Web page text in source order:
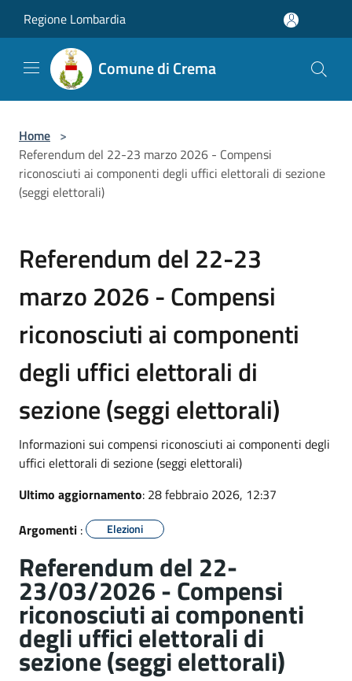
Regione Lombardia
Comune di Crema
Home >
Referendum del 22-23 marzo 2026 - Compensi
riconosciuti ai componenti degli uffici elettorali di sezione
(seggi elettorali)
Referendum del 22-23
marzo 2026 - Compensi
riconosciuti ai componenti
degli uffici elettorali di
sezione (seggi elettorali)
Informazioni sui compensi riconosciuti ai componenti degli
uffici elettorali di sezione (seggi elettorali)
Ultimo aggiornamento: 28 febbraio 2026, 12:37
Argomenti : Elezioni
Referendum del 22-
23/03/2026 - Compensi
riconosciuti ai componenti
degli uffici elettorali di
sezione (seggi elettorali)